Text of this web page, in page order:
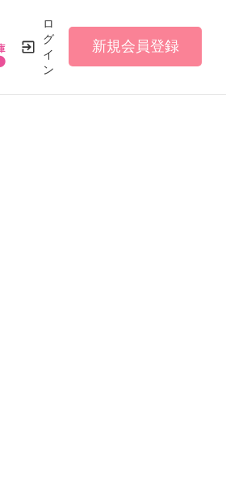
ロ
グ
イ
ン
新規会員登録